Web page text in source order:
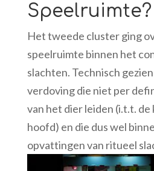
Speelruimte?
Het tweede cluster ging
speelruimte binnen het
slachten. Technisch
verdoving die niet per
van het dier leiden (i.t.t. de
hoofd) en die dus wel
opvattingen van ritueel